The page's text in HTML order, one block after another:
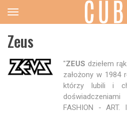
Zeus
"ZEUS dziełem
założony w 1984
którzy lubili i
FASHION -